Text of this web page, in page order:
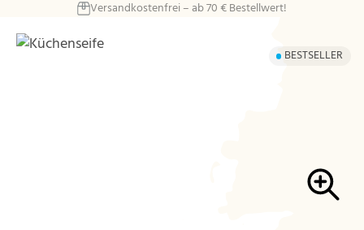
Zum Hauptinhalt springenVersandkostenfrei – ab 70 € Bestellwert!
Bildergalerie überspringen
BESTSELLER